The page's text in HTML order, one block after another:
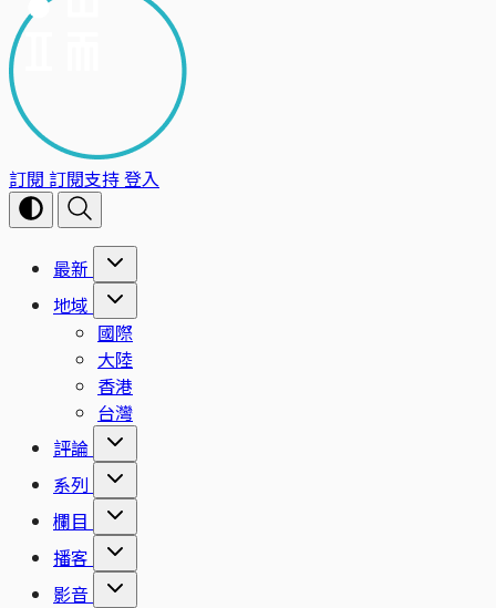
訂閱 訂閱支持登入
最新
地域
國際
大陸
香港
台灣
評論
系列
欄目
播客
影音